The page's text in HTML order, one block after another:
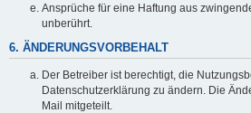
Ansprüche für eine Haftung aus
unberührt.
6. ÄNDERUNGSVORBEHALT
Der Betreiber ist berechtigt, die
Datenschutzerklärung zu ändern. Die
Mail mitgeteilt.